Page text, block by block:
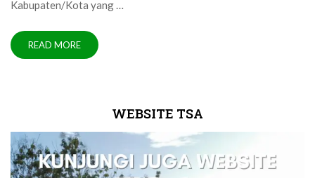
Kabupaten/Kota yang …
READ MORE
WEBSITE TSA